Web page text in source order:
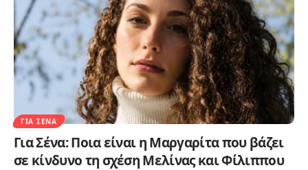
ΓΙΑ ΣΈΝΑ
Για Σένα: Ποια είναι η Μαργαρίτα που βάζει
σε κίνδυνο τη σχέση Μελίνας και Φίλιππου